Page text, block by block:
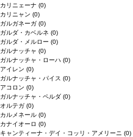
カリニェーナ (0)
カリニャン (0)
ガルガネーガ (0)
ガルダ・カベルネ (0)
ガルダ・メルロー (0)
ガルナッチャ (0)
ガルナッチャ・ローハ (0)
アイレン (0)
ガルナッチャ・パイス (0)
アコロン (0)
ガルナッチャ・ペルダ (0)
オルテガ (0)
カルメネール (0)
カナイオーロ (0)
キャンティーナ・デイ・コッリ・アメリーニ (0)